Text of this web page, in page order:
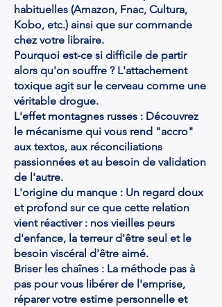
habituelles (Amazon, Fnac, Cultura,
Kobo, etc.) ainsi que sur commande
chez votre libraire.
Pourquoi est-ce si difficile de partir
alors qu'on souffre ? L'attachement
toxique agit sur le cerveau comme une
véritable drogue.
L'effet montagnes russes : Découvrez
le mécanisme qui vous rend "accro"
aux textos, aux réconciliations
passionnées et au besoin de validation
de l'autre.
L'origine du manque : Un regard doux
et profond sur ce que cette relation
vient réactiver : nos vieilles peurs
d'enfance, la terreur d'être seul et le
besoin viscéral d'être aimé.
Briser les chaînes : La méthode pas à
pas pour vous libérer de l'emprise,
réparer votre estime personnelle et